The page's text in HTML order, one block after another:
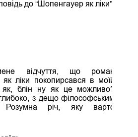
до “Шопенгауер як ліки”
відчуття, що роман
ліки покопирсався в моїй
як, блін ну як це можливо?
з дещо філософським
Розумна річ, яку варто